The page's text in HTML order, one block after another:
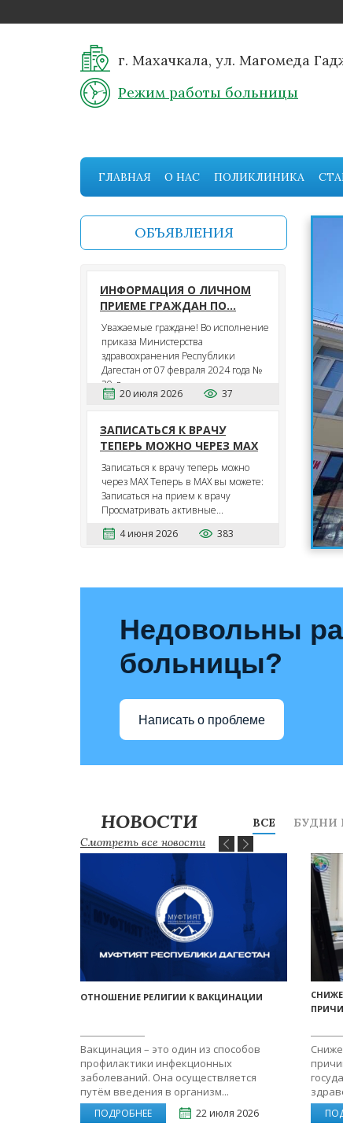
г. Махачкала, ул. Магомеда
Режим работы больницы
ГЛАВНАЯ О НАС ПОЛИКЛИНИКА
ОБЪЯВЛЕНИЯ
ИНФОРМАЦИЯ О ЛИЧНОМ
ПРИЕМЕ ГРАЖДАН ПО...
Уважаемые граждане! Во исполнение
приказа Министерства
здравоохранения Республики
Дагестан от 07 февраля 2024 года №
30-л...
20 июля 2026 37
ЗАПИСАТЬСЯ К ВРАЧУ
ТЕПЕРЬ МОЖНО ЧЕРЕЗ MAX
Записаться к врачу теперь можно
через MAX Теперь в MAX вы можете:
Записаться на прием к врачу
Просматривать активные...
4 июня 2026
383
Недовольны
больницы?
Написать о проблеме
НОВОСТИ ВСЕ БУДНИ
Смотреть все новости
ОТНОШЕНИЕ РЕЛИГИИ К ВАКЦИНАЦИИ
Вакцинация – это один из способов
профилактики инфекционных
заболеваний. Она осуществляется
путём введения в организм...
ПОДРОБНЕЕ 22 июля 2026